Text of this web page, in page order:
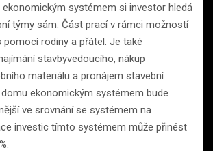
systémem si investor hledá
týmy sám. Část prací v rámci možností
pomocí rodiny a přátel. Je také
stavbyvedoucího, nákup
materiálu a pronájem stavební
domu ekonomickým systémem bude
ve srovnání se systémem na
investic tímto systémem může přinést